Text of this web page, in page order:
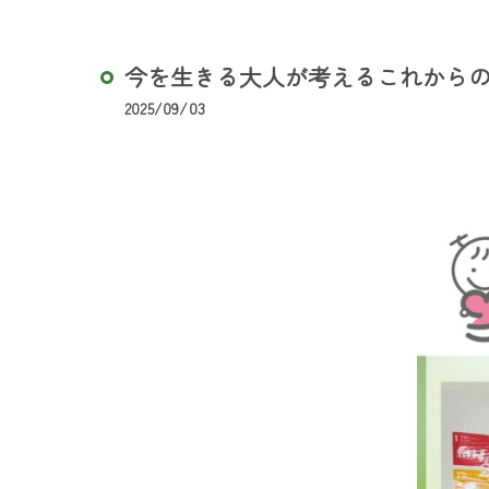
今を生きる大人が考えるこれから
2025/09/03